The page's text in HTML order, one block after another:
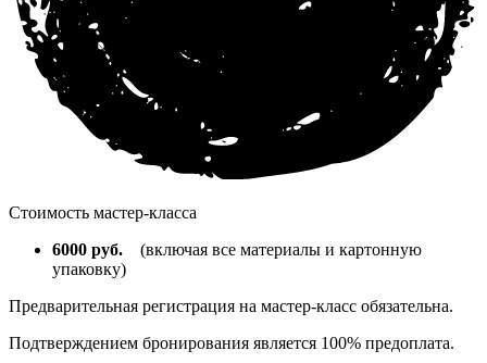
Стоимость мастер-класса
6000 руб.
(включая все материалы и картонную
упаковку)
Предварительная регистрация на мастер-класс обязательна.
Подтверждением бронирования является 100% предоплата.